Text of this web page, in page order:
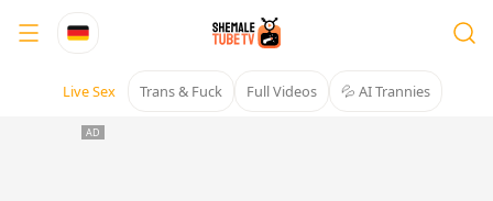
Live Sex Trans & Fuck Full Videos 💦 AI Trannies